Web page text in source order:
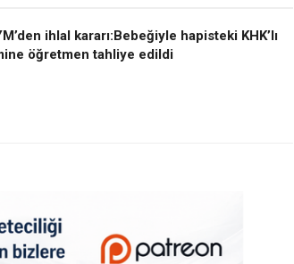
ihlal kararı:Bebeğiyle hapisteki KHK’lı
öğretmen tahliye edildi